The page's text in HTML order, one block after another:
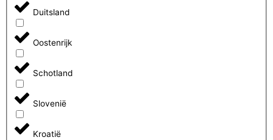
Duitsland
Oostenrijk
Schotland
Slovenië
Kroatië